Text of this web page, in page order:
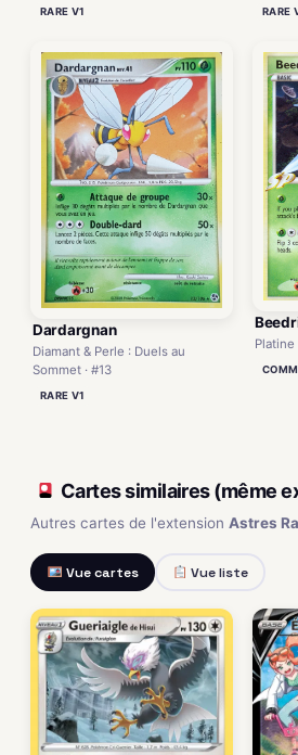
RARE V1 RARE
Dardargnan
Diamant & Perle : Duels au
Sommet · #13
RARE V1
Platine
Cartes similaires (même
Autres cartes de l'extension Astres
Vue cartes Vue liste